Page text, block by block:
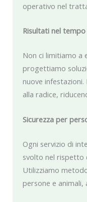
operativo nel
Risultati nel tempo
Non ci limitiamo a
progettiamo
nuove
alla radice,
Sicurezza per
Ogni servizio di
svolto nel rispetto
Utilizziamo
persone e animali,